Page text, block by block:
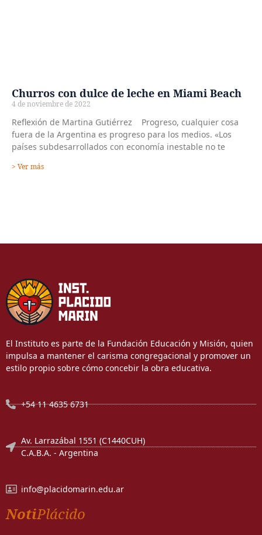
Churros con dulce de leche en Miami Beach
4 de noviembre de 2022
Reflexión de Martina Gutiérrez Progreso, cualquier cosa
fuera de la Argentina es progreso para los medios. «Los
países subdesarrollados con economía inestable no te
> Ver más
El Instituto es parte de la Fundación Educación y Misión, quien
impulsa a mantener el carisma congregacional y promover un
estilo propio sobre cómo concebir la obra educativa.
+54 11 4635 6731
Av. Larrazábal 1551 (C1440CUH)
C.A.B.A. - Argentina
info@placidomarin.edu.ar
NotiPlácido